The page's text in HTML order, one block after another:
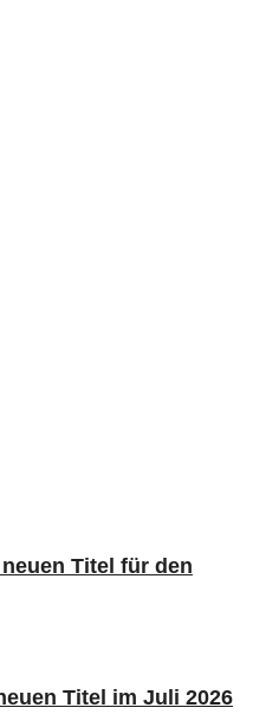
Titel für den
Titel im Juli 2026